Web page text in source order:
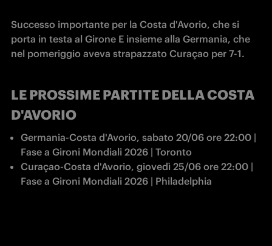
Successo importante per la Costa d'Avorio, che si
porta in testa al Girone E insieme alla Germania, che
nel pomeriggio aveva strapazzato Curaçao per 7-1.
LE PROSSIME PARTITE DELLA COSTA
D'AVORIO
Germania-Costa d'Avorio, sabato 20/06 ore 22:00 |
Fase a Gironi Mondiali 2026 | Toronto
Curaçao-Costa d'Avorio, giovedì 25/06 ore 22:00 |
Fase a Gironi Mondiali 2026 | Philadelphia